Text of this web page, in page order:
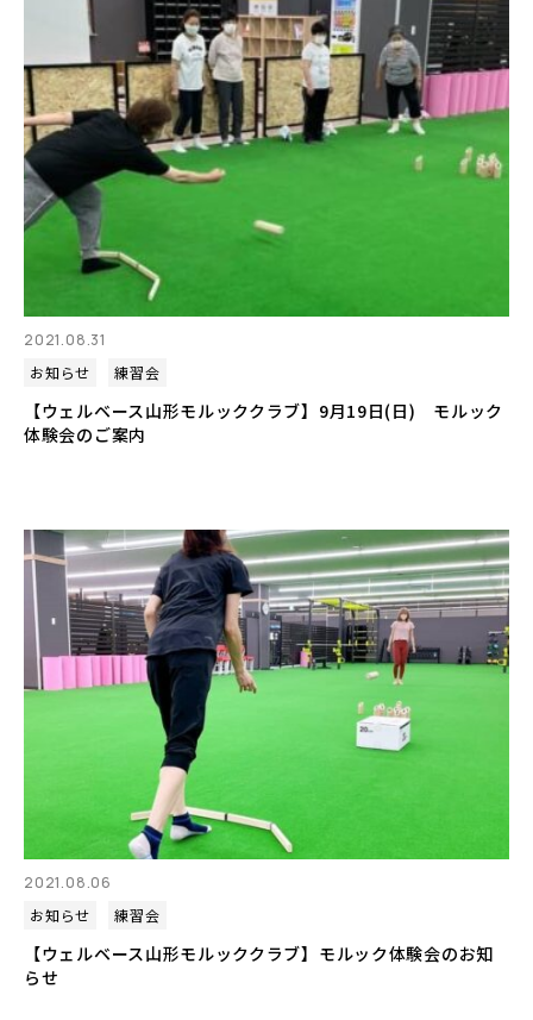
2021.08.31
お知らせ
練習会
【ウェルベース山形モルッククラブ】9月19日(日) モルック
体験会のご案内
2021.08.06
お知らせ
練習会
【ウェルベース山形モルッククラブ】モルック体験会のお知
らせ